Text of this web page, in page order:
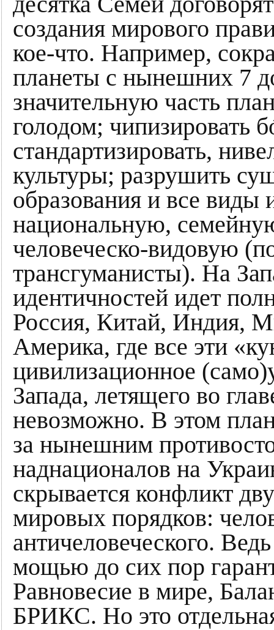
создания мирового
кое-что. Например,
планеты с нынешних 7
значительную часть
голодом; чипизировать
стандартизировать,
культуры; разрушить
образования и все виды
национальную,
человеческо-видовую
трансгуманисты). На
идентичностей идет
Россия, Китай, Индия,
Америка, где все эти
цивилизационное
Запада, летящего во
невозможно. В этом
за нынешним
наднационалов на
скрывается конфликт
мировых порядков:
античеловеческого.
мощью до сих пор
Равновесие в мире,
БРИКС. Но это